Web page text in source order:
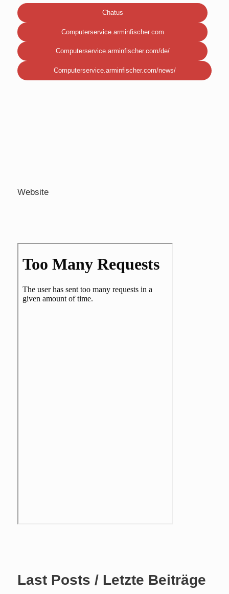
Chatus
Computerservice.arminfischer.com
Computerservice.arminfischer.com/de/
Computerservice.arminfischer.com/news/
Website
Last Posts / Letzte Beiträge